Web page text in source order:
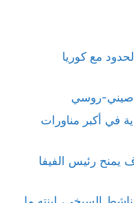
مع كوريا
صيني-روسي
في أكبر مناورات
يمنح رئيس الفيفا